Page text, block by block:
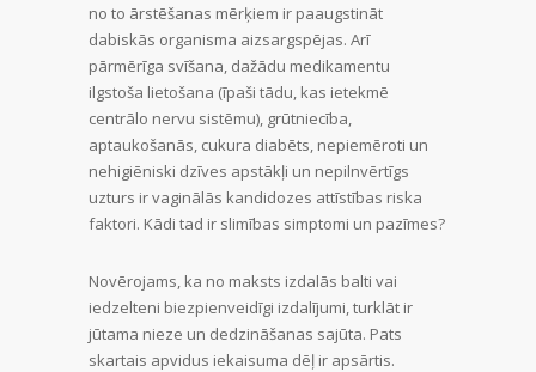
no to ārstēšanas mērķiem ir paaugstināt
dabiskās organisma aizsargspējas. Arī
pārmērīga svīšana, dažādu medikamentu
ilgstoša lietošana (īpaši tādu, kas ietekmē
centrālo nervu sistēmu), grūtniecība,
aptaukošanās, cukura diabēts, nepiemēroti un
nehigiēniski dzīves apstākļi un nepilnvērtīgs
uzturs ir vaginālās kandidozes attīstības riska
faktori. Kādi tad ir slimības simptomi un pazīmes?
Novērojams, ka no maksts izdalās balti vai
iedzelteni biezpienveidīgi izdalījumi, turklāt ir
jūtama nieze un dedzināšanas sajūta. Pats
skartais apvidus iekaisuma dēļ ir apsārtis.